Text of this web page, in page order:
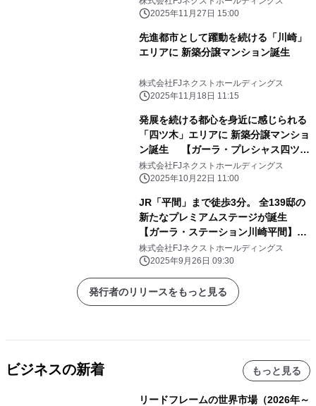
2025年11月27日 15:00
先進都市として躍動を続ける「川崎」
エリアに 新築分譲マンション誕生
株式会社FJネクストホールディングス
2025年11月18日 11:15
発展を続ける都心を身近に感じられる
「四ツ木」エリアに 新築分譲マンショ
ン誕生 【ガーラ・プレシャス四ツ
木】10月24日(金)販売開始
株式会社FJネクストホールディングス
2025年10月22日 11:00
JR「平間」まで徒歩3分。 全139邸の
新たなプレミアムステージが誕生
【ガーラ・ステーション川崎平間】10
月14日(火)販売開始
株式会社FJネクストホールディングス
2025年9月26日 09:30
発行者のリリースをもっと見る
ビジネスの新着 もっと見る
リードフレームの世界市場（2026年～